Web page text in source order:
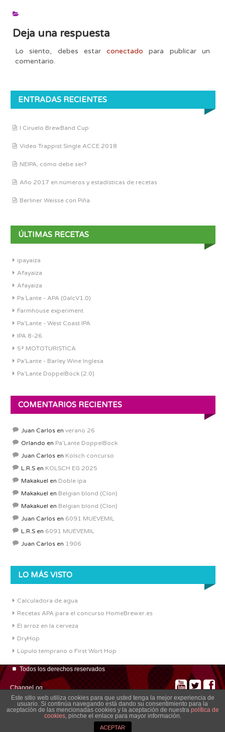
Deja una respuesta
Lo siento, debes estarconectado para publicar un
comentario.
ENTRADAS RECIENTES
I Ciruelo BrewBand Cup
Vídeo Trappist Single ACCE 2018
NEIPA, cómo debe ser?
Año 2017 en números y estadísticas de recetas
Berliner Weisse con Piña
ÚLTIMAS RECETAS
ipayaiza
Afayaiza
Afayaiza
Pa´Lante - APA (0alcV1.0)
Farmhouse experiment
Pa'Lante - West Coast IPA
IPA 8-26
5ª MOTOTURISTICA
Pa'Lante - Barley Wine Inglesa
Pa’Lante DoppelBock (2.0)
COMENTARIOS RECIENTES
Juan Carlos en verano 26
Orlando en Pa’Lante DoppelBock
Juan Carlos en Kolsch concurso
L.R.S en KOLSCH EG 2025
Makakuel en Doble ipa
Makakuel en Belgian blond (Clon)
Makakuel en Belgian blond (Clon)
Juan Carlos en 6091 MUEVEMIL
L.R.S en 6091 MUEVEMIL
Juan Carlos en 1906
LO MÁS VISTO
Calculadora de agua
Recetas APA para el concurso HomeBrewer.es
El arroz en la cerveza
DryHop
Lúpulo temprano o First Wort Hop
Todos los derechos reservados
ChangeLog
Este sitio web utiliza cookies para que usted tenga la mejor experiencia de
usuario. Si continúa navegando está dando su consentimiento para la
aceptación de las mencionadas cookies y la aceptación de nuestra política de
cookies, pinche el enlace para mayor información.
ACEPTAR